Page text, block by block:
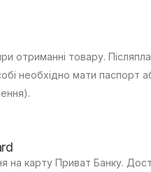
отриманні товару.
необхідно мати паспорт
на карту Приват Банку.